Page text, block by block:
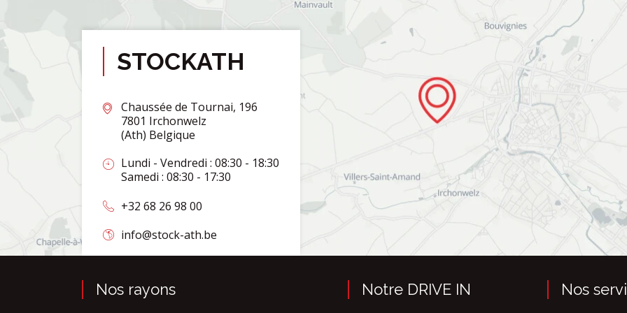
STOCKATH
Chaussée de Tournai, 196
7801 Irchonwelz
(Ath) Belgique
Lundi - Vendredi : 08:30 - 18:30
Samedi : 08:30 - 17:30
+32 68 26 98 00
info@stock-ath.be
Nos rayons Notre DRIVE IN Nos